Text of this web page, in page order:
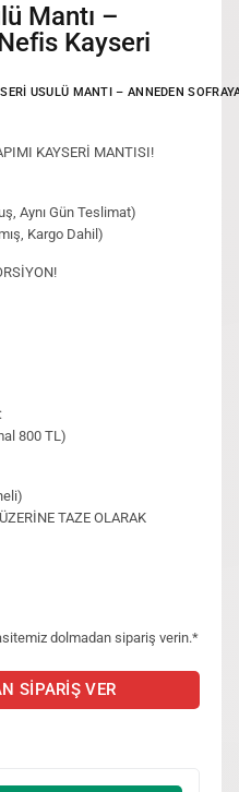
Kayseri
USULÜ MANTI – ANNEDEN
KAYSERİ MANTISI!
Aynı Gün Teslimat)
Kargo Dahil)
800 TL)
TAZE OLARAK
dolmadan sipariş verin.*
SIPARIŞ VER